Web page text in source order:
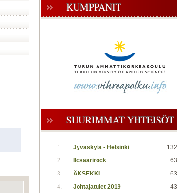
KUMPPANIT
SUURIMMAT YHTEISÖT
1. Jyväskylä - Helsinki
132
2.
Ilosaarirock
63
3.
ÄKSEKKI
63
4.
Johtajatulet 2019
43